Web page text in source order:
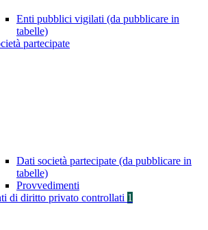
Enti pubblici vigilati (da pubblicare in
tabelle)
partecipate
Dati società partecipate (da pubblicare in
tabelle)
Provvedimenti
di diritto privato controllati 1